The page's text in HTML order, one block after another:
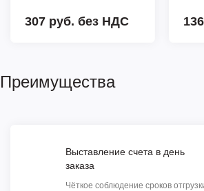
307 руб. без НДС
Преимущества
Выставление счета в день
заказа
Чёткое соблюдение сроков